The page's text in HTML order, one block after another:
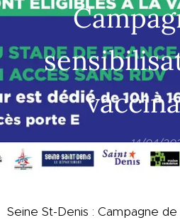
14/04/
Seine St-Denis : Campagne de